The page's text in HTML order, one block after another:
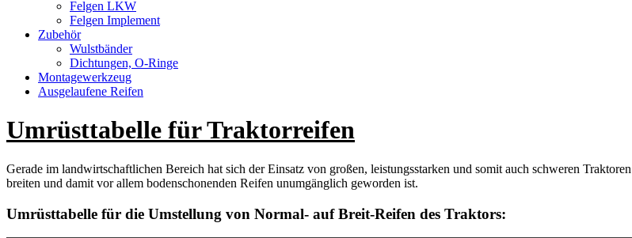
Felgen LKW
Felgen Implement
Zubehör
Wulstbänder
Dichtungen, O-Ringe
Montagewerkzeug
Ausgelaufene Reifen
Umrüsttabelle für Traktorreifen
Gerade im landwirtschaftlichen Bereich hat sich der Einsatz von großen, leistungsstarken und somit auch schweren
breiten und damit vor allem bodenschonenden Reifen unumgänglich geworden ist.
Umrüsttabelle für die Umstellung von Normal- auf Breit-Reifen des Traktors: